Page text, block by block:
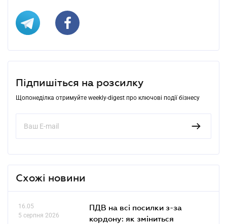
Підпишіться на розсилку
Щопонеділка отримуйте weekly-digest про ключові події бізнесу
Схожі новини
16.05
5 серпня 2026
ПДВ на всі посилки з-за
кордону: як зміниться